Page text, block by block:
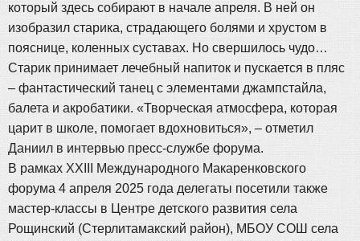
который здесь собирают в начале апреля. В ней он
изобразил старика, страдающего болями и хрустом в
пояснице, коленных суставах. Но свершилось чудо…
Старик принимает лечебный напиток и пускается в пляс
– фантастический танец с элементами джампстайла,
балета и акробатики. «Творческая атмосфера, которая
царит в школе, помогает вдохновиться», – отметил
Даниил в интервью пресс-службе форума.
В рамках XXIII Международного Макаренковского
форума 4 апреля 2025 года делегаты посетили также
мастер-классы в Центре детского развития села
Рощинский (Стерлитамакский район), МБОУ СОШ села